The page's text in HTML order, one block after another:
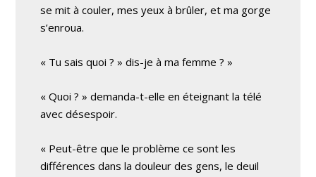
se mit à couler, mes yeux à brûler, et ma gorge
s’enroua.
« Tu sais quoi ? » dis-je à ma femme ? »
« Quoi ? » demanda-t-elle en éteignant la télé
avec désespoir.
« Peut-être que le problème ce sont les
différences dans la douleur des gens, le deuil